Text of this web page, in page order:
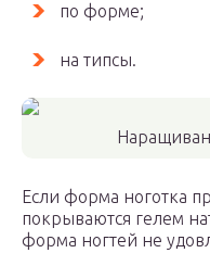
по форме;
на типсы.
Если форма ноготка
покрываются гелем
форма ногтей не